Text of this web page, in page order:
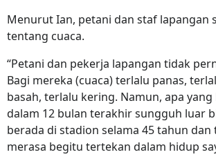
Menurut Ian, petani dan staf lapangan
tentang cuaca.
“Petani dan pekerja lapangan tidak
Bagi mereka (cuaca) terlalu panas,
basah, terlalu kering. Namun, apa yang
dalam 12 bulan terakhir sungguh luar
berada di stadion selama 45 tahun
merasa begitu tertekan dalam hidup